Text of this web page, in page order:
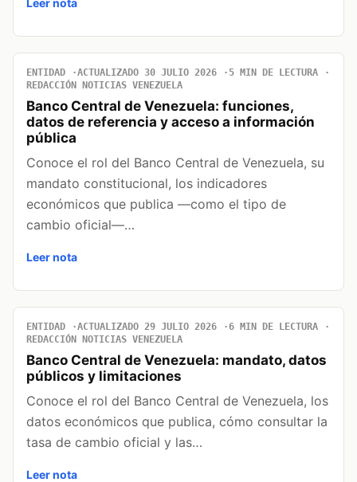
ENTIDAD ACTUALIZADO 30 JULIO 2026
5 MIN DE LECTURA
REDACCIÓN NOTICIAS VENEZUELA
Banco Central de Venezuela: funciones,
datos de referencia y acceso a información
pública
Conoce el rol del Banco Central de Venezuela, su
mandato constitucional, los indicadores
económicos que publica —como el tipo de
cambio oficial—…
Leer nota
ENTIDAD ACTUALIZADO 29 JULIO 2026
6 MIN DE LECTURA
REDACCIÓN NOTICIAS VENEZUELA
Banco Central de Venezuela: mandato, datos
públicos y limitaciones
Conoce el rol del Banco Central de Venezuela, los
datos económicos que publica, cómo consultar la
tasa de cambio oficial y las…
Leer nota